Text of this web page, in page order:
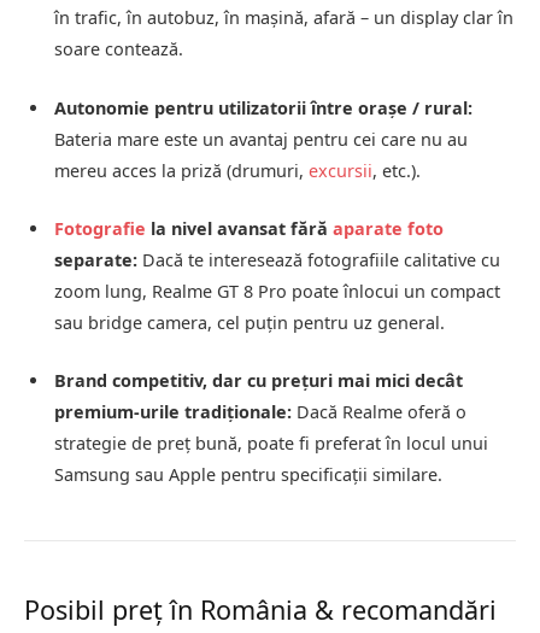
în trafic, în autobuz, în maşină, afară – un display clar în
soare contează.
Autonomie pentru utilizatorii între oraşe / rural:
Bateria mare este un avantaj pentru cei care nu au
mereu acces la priză (drumuri, excursii, etc.).
Fotografie la nivel avansat fără aparate foto
separate: Dacă te interesează fotografiile calitative cu
zoom lung, Realme GT 8 Pro poate înlocui un compact
sau bridge camera, cel puţin pentru uz general.
Brand competitiv, dar cu preţuri mai mici decât
premium-urile tradiţionale: Dacă Realme oferă o
strategie de preţ bună, poate fi preferat în locul unui
Samsung sau Apple pentru specificaţii similare.
Posibil preţ în România & recomandări